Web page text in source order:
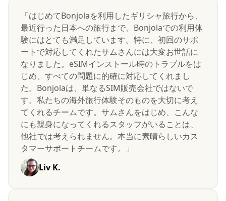
「はじめてBonjolaを利用したギリシャ旅行から、
最近行った日本への旅行まで、Bonjolaでの利用体
験にはとても満足しています。特に、初回のサポ
ートで対応してくれたサムさんには大変お世話に
なりました。eSIMインストール時のトラブルをは
じめ、すべての問題に的確に対応してくれまし
た。Bonjolaは、単なるSIM販売会社ではないで
す。私たちの海外旅行体験そのものを大切に考え
てくれるチームです。サムさんをはじめ、こんな
にも親身になってくれるスタッフがいることは、
他社では考えられません。本当に素晴らしいカス
タマーサポートチームです。」
Liv K.